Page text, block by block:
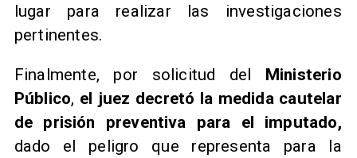
lugar para realizar las investigaciones
pertinentes.
Finalmente, por solicitud del Ministerio
Público, el juez decretó la medida cautelar
de prisión preventiva para el imputado,
dado el peligro que representa para la